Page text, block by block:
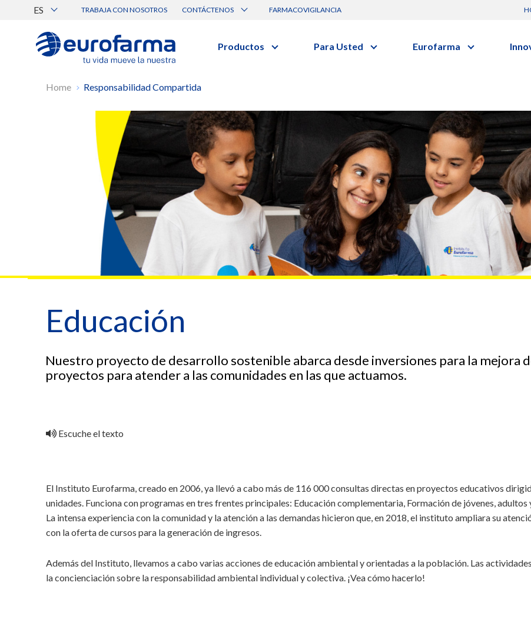
ES TRABAJA CON NOSOTROS CONTÁCTENOS
Canal de Ética Eurofarma
FARMACOVIGILANCIA
Productos
Búsqueda por nombre, principio activo o clase terapéutica.
Ver todos los productos
Para Usted
Videos
Eurofarma
Certificaciones
Comunicados
Premios y Reconocimientos
Programa de Visitas
Dónde Estamos
Sala de prensa
Home Responsabilidad Compartida
Educación
Nuestro proyecto de desarrollo sostenible abarca desde inversiones para la mejora
proyectos para atender a las comunidades en las que actuamos.
Escuche el texto
El Instituto Eurofarma, creado en 2006, ya llevó a cabo más de 116 000 consultas directas en proyectos educativos
unidades. Funciona con programas en tres frentes principales: Educación complementaria, Formación de jóvenes,
La intensa experiencia con la comunidad y la atención a las demandas hicieron que, en 2018, el instituto ampliara su
con la oferta de cursos para la generación de ingresos.
Además del Instituto, llevamos a cabo varias acciones de educación ambiental y orientadas a la población. Las
la concienciación sobre la responsabilidad ambiental individual y colectiva. ¡Vea cómo hacerlo!